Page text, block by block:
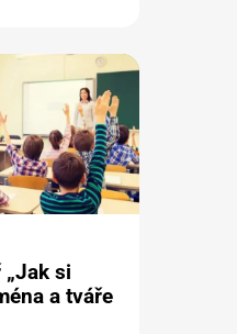
„Jak si
a tváře